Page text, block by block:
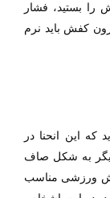
را بستید، فشار
کفش باید نرم
که این انحنا در
به شکل صاف
ورزشی مناسب